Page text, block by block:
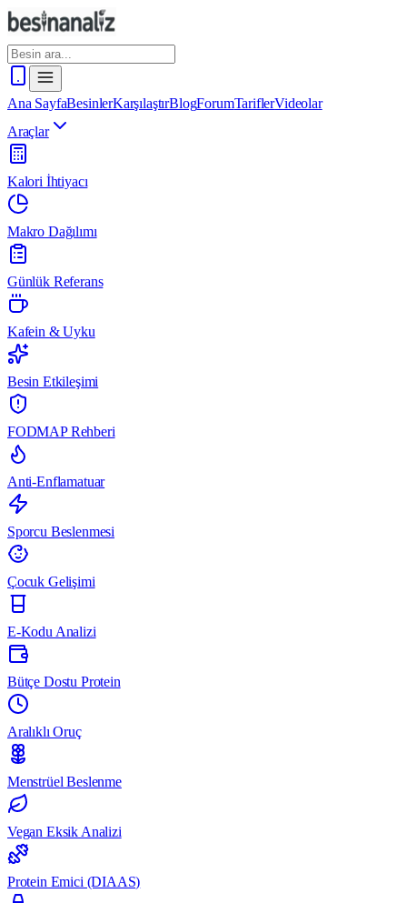
Ana SayfaBesinlerKarşılaştırBlogForumTariflerVideolar
Araçlar
Kalori İhtiyacı
Makro Dağılımı
Günlük Referans
Kafein & Uyku
Besin Etkileşimi
FODMAP Rehberi
Anti-Enflamatuar
Sporcu Beslenmesi
Çocuk Gelişimi
E-Kodu Analizi
Bütçe Dostu Protein
Aralıklı Oruç
Menstrüel Beslenme
Vegan Eksik Analizi
Protein Emici (DIAAS)